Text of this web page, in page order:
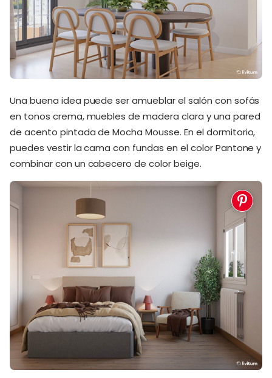
Una buena idea puede ser amueblar el salón con sofás
en tonos crema, muebles de madera clara y una pared
de acento pintada de Mocha Mousse. En el dormitorio,
puedes vestir la cama con fundas en el color Pantone y
combinar con un cabecero de color beige.